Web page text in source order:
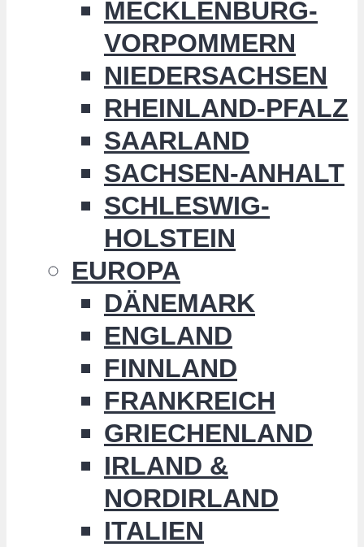
MECKLENBURG-
VORPOMMERN
NIEDERSACHSEN
RHEINLAND-PFALZ
SAARLAND
SACHSEN-ANHALT
SCHLESWIG-
HOLSTEIN
EUROPA
DÄNEMARK
ENGLAND
FINNLAND
FRANKREICH
GRIECHENLAND
IRLAND &
NORDIRLAND
ITALIEN